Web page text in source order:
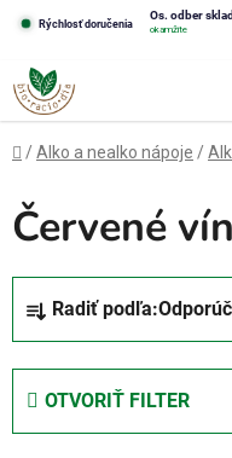
Prejsť
obsah
Rýchlosť doručenia
Os. odber
okamžite
Domov
/Alko a nealko nápoje /
Červené
d
Radiť podľa:
OTVORIŤ FILTER